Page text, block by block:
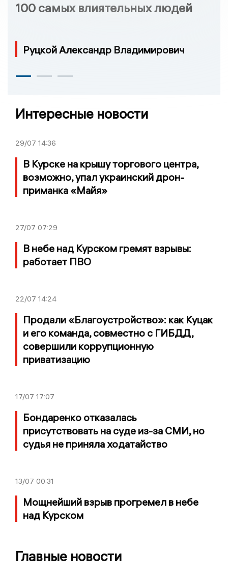
100 самых влиятельных людей
Руцкой Александр Владимирович
Интересные новости
29/07 14:36
В Курске на крышу торгового центра,
возможно, упал украинский дрон-
приманка «Майя»
27/07 07:29
В небе над Курском гремят взрывы:
работает ПВО
22/07 14:24
Продали «Благоустройство»: как Куцак
и его команда, совместно с ГИБДД,
совершили коррупционную
приватизацию
17/07 17:07
Бондаренко отказалась
присутствовать на суде из-за СМИ, но
судья не приняла ходатайство
13/07 00:31
Мощнейший взрыв прогремел в небе
над Курском
Главные новости